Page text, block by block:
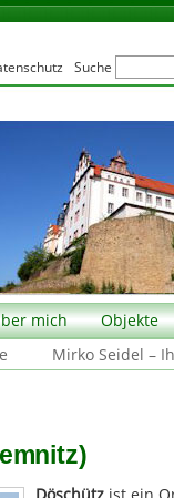
mich Objekte
Mirko Seidel –
Suche